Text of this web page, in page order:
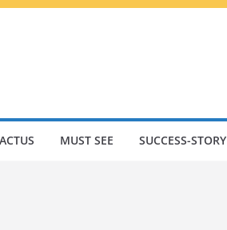
ACTUS MUST SEE SUCCESS-STORY